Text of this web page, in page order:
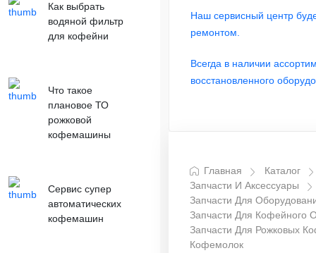
Как выбрать
водяной фильтр
для кофейни
Что такое
плановое ТО
рожковой
кофемашины
Сервис супер
автоматических
кофемашин
Наш сервисный центр
ремонтом.
Всегда в наличии
восстановленного
Главная
Каталог
Запчасти И Аксессуары
Запчасти Для
Запчасти Для Кофейного
Запчасти Для Рожковых
Кофемолок